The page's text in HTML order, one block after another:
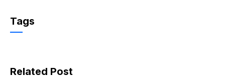
Tags
Related Post